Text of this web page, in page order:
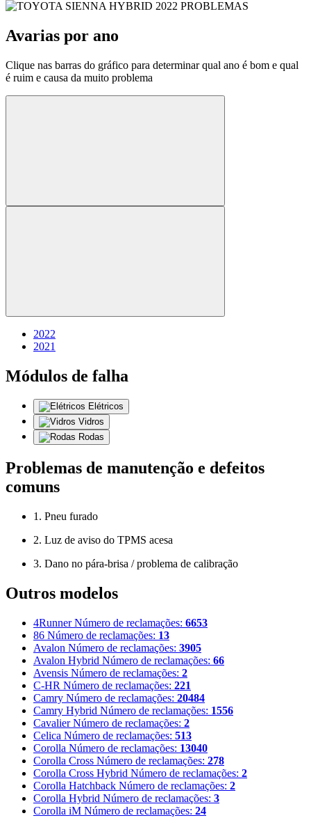
Avarias por ano
Clique nas barras do gráfico para determinar qual ano é bom e qual
é ruim e causa da muito problema
2022
2021
Módulos de falha
Elétricos
Vidros
Rodas
Problemas de manutenção e defeitos
comuns
1. Pneu furado
2. Luz de aviso do TPMS acesa
3. Dano no pára-brisa / problema de calibração
Outros modelos
4Runner Número de reclamações: 6653
86 Número de reclamações: 13
Avalon Número de reclamações: 3905
Avalon Hybrid Número de reclamações: 66
Avensis Número de reclamações: 2
C-HR Número de reclamações: 221
Camry Número de reclamações: 20484
Camry Hybrid Número de reclamações: 1556
Cavalier Número de reclamações: 2
Celica Número de reclamações: 513
Corolla Número de reclamações: 13040
Corolla Cross Número de reclamações: 278
Corolla Cross Hybrid Número de reclamações: 2
Corolla Hatchback Número de reclamações: 2
Corolla Hybrid Número de reclamações: 3
Corolla iM Número de reclamações: 24